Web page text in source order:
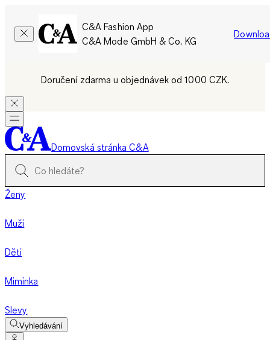
C&A Fashion App
C&A Mode GmbH & Co. KG
Doručení zdarma u objednávek od 1000 CZK.
Domovská stránka C&A
Ženy
Muži
Děti
Miminka
Slevy
Vyhledávání